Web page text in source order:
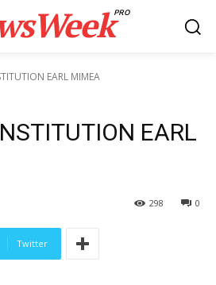
PRO
EARL MIMEA
EARL
0
298
Twitter